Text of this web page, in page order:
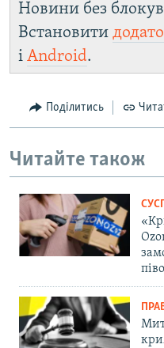
Новини без
Встановити
і Android.
Поділитись
Читайте також